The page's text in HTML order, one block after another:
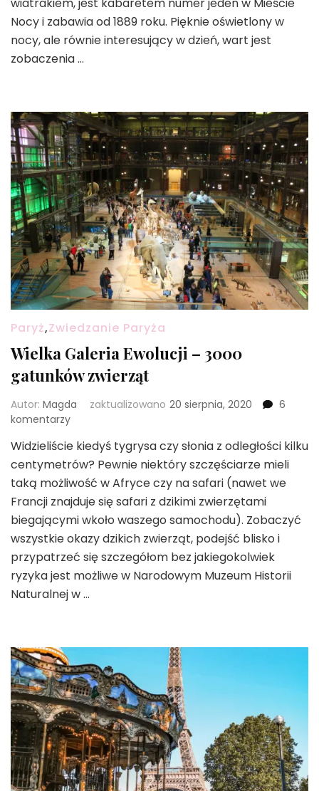
Nocy i zabawia od 1889 roku. Pięknie oświetlony w
nocy, ale równie interesujący w dzień, wart jest
zobaczenia …
Paryż,Zwiedzanie Paryża
Wielka Galeria Ewolucji – 3000
gatunków zwierząt
Autor: Magda zaktualizowano 20 sierpnia, 2020
6
komentarzydo
Galeria
Ewolucji
–
gatunków
zwierząt
Widzieliście kiedyś tygrysa czy słonia z odległości kilku
centymetrów? Pewnie niektóry szczęściarze mieli
taką możliwość w Afryce czy na safari (nawet we
Francji znajduje się safari z dzikimi zwierzętami
biegającymi wkoło waszego samochodu). Zobaczyć
wszystkie okazy dzikich zwierząt, podejść blisko i
przypatrzeć się szczegółom bez jakiegokolwiek
ryzyka jest możliwe w Narodowym Muzeum Historii
Naturalnej w …